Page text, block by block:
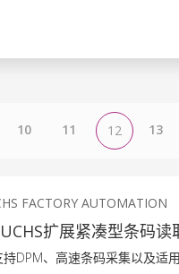
10 11 12 13
FACTORY AUTOMATION
扩展紧凑型条码读
DPM、高速条码采集以及适